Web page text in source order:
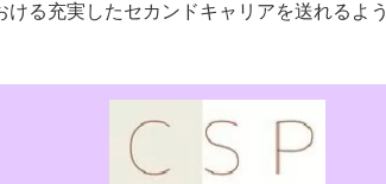
る充実したセカンドキャリアを送れるよう